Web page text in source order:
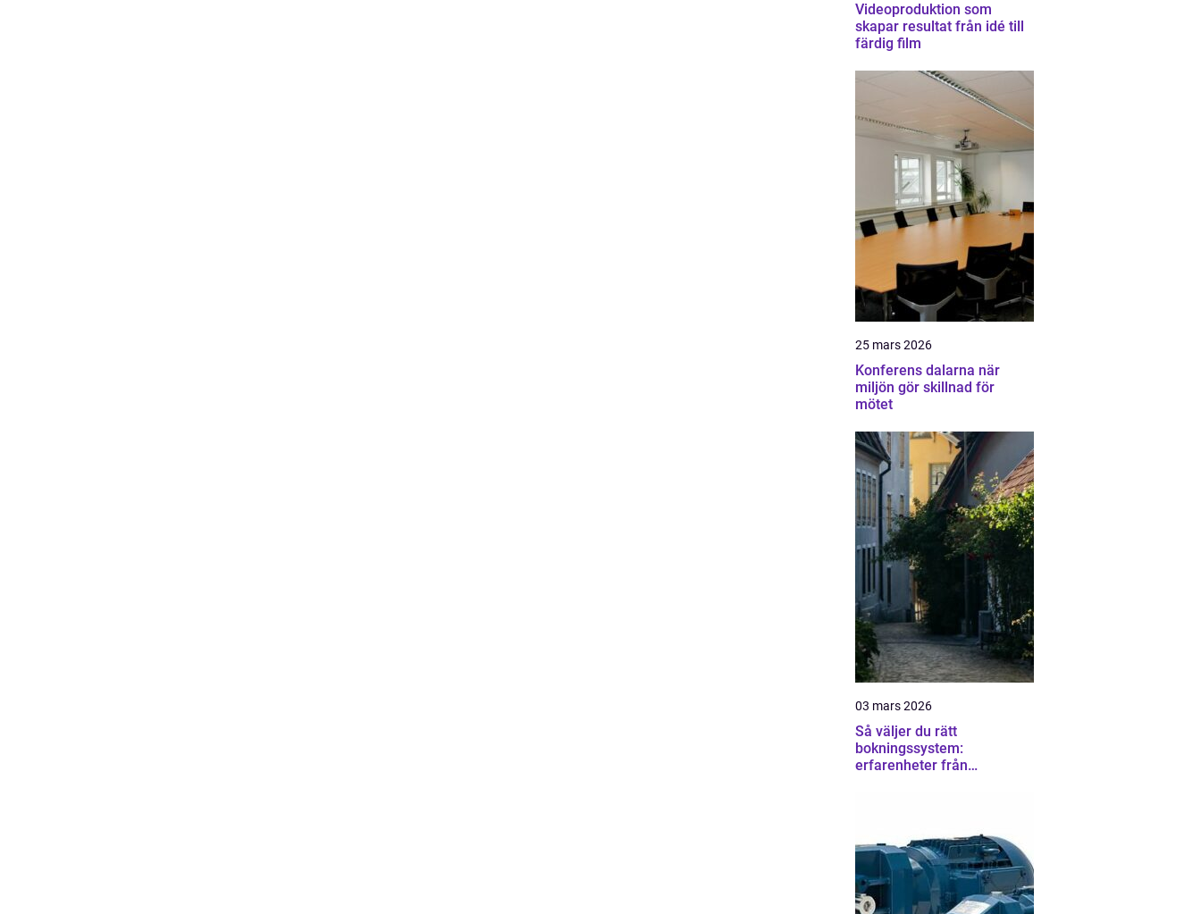
Videoproduktion som
skapar resultat från idé till
färdig film
25 mars 2026
Konferens dalarna när
miljön gör skillnad för
mötet
03 mars 2026
Så väljer du rätt
bokningssystem:
erfarenheter från